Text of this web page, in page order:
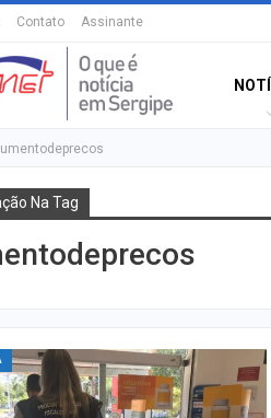
Contato Assinante
Na Tag